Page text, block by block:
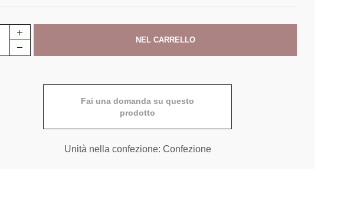
Fai una domanda su questo
prodotto
Unità nella confezione: Confezione